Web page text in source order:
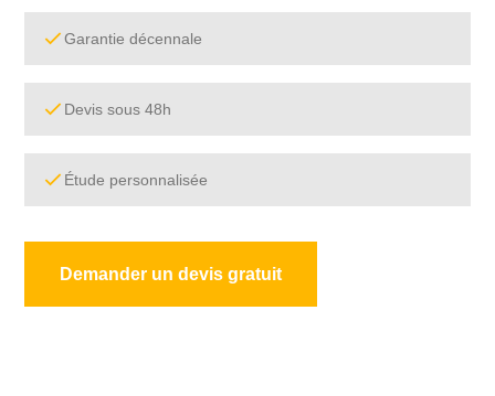
Garantie décennale
Devis sous 48h
Étude personnalisée
Demander un devis gratuit